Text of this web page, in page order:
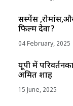
सस्पेंस
फिल्म देवा?
04 February, 2025
यूपी में
अमित शाह
15 June, 2025